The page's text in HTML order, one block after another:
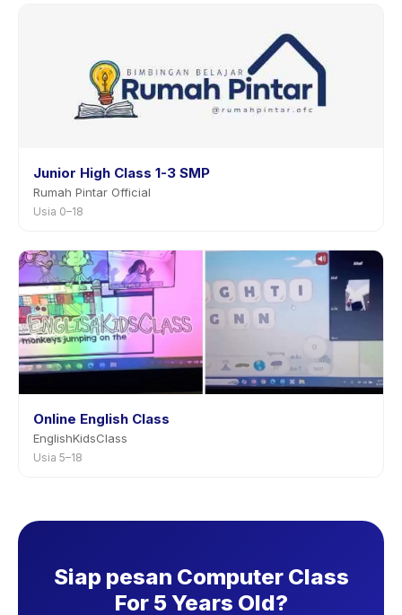
Junior High Class 1-3 SMP
Rumah Pintar Official
Usia 0–18
Online English Class
EnglishKidsClass
Usia 5–18
Siap pesan Computer Class
For 5 Years Old?